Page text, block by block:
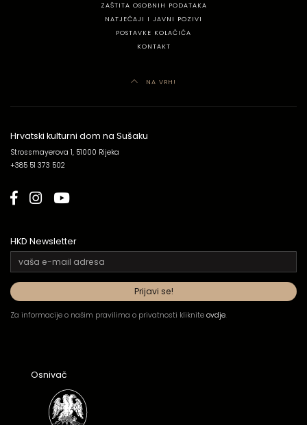
ZAŠTITA OSOBNIH PODATAKA
NATJEČAJI I JAVNI POZIVI
POSTAVKE KOLAČIĆA
KONTAKT
NA VRH!
Hrvatski kulturni dom na Sušaku
Strossmayerova 1, 51000 Rijeka
+385 51 373 502
HKD Newsletter
Za informacije o našim pravilima o privatnosti kliknite ovdje.
Osnivač